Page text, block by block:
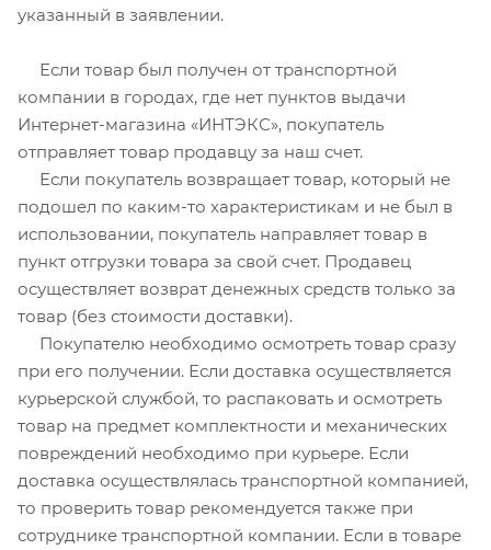
указанный в заявлении.
Если товар был получен от транспортной
компании в городах, где нет пунктов выдачи
Интернет-магазина «ИНТЭКС», покупатель
отправляет товар продавцу за наш счет.
Если покупатель возвращает товар, который не
подошел по каким-то характеристикам и не был в
использовании, покупатель направляет товар в
пункт отгрузки товара за свой счет. Продавец
осуществляет возврат денежных средств только за
товар (без стоимости доставки).
Покупателю необходимо осмотреть товар сразу
при его получении. Если доставка осуществляется
курьерской службой, то распаковать и осмотреть
товар на предмет комплектности и механических
повреждений необходимо при курьере. Если
доставка осуществлялась транспортной компанией,
то проверить товар рекомендуется также при
сотруднике транспортной компании. Если в товаре